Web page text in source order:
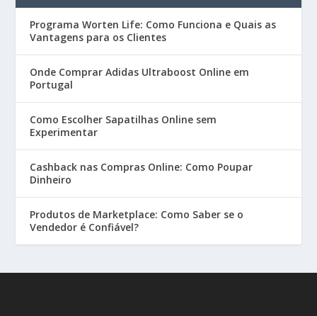
Programa Worten Life: Como Funciona e Quais as
Vantagens para os Clientes
Onde Comprar Adidas Ultraboost Online em
Portugal
Como Escolher Sapatilhas Online sem
Experimentar
Cashback nas Compras Online: Como Poupar
Dinheiro
Produtos de Marketplace: Como Saber se o
Vendedor é Confiável?